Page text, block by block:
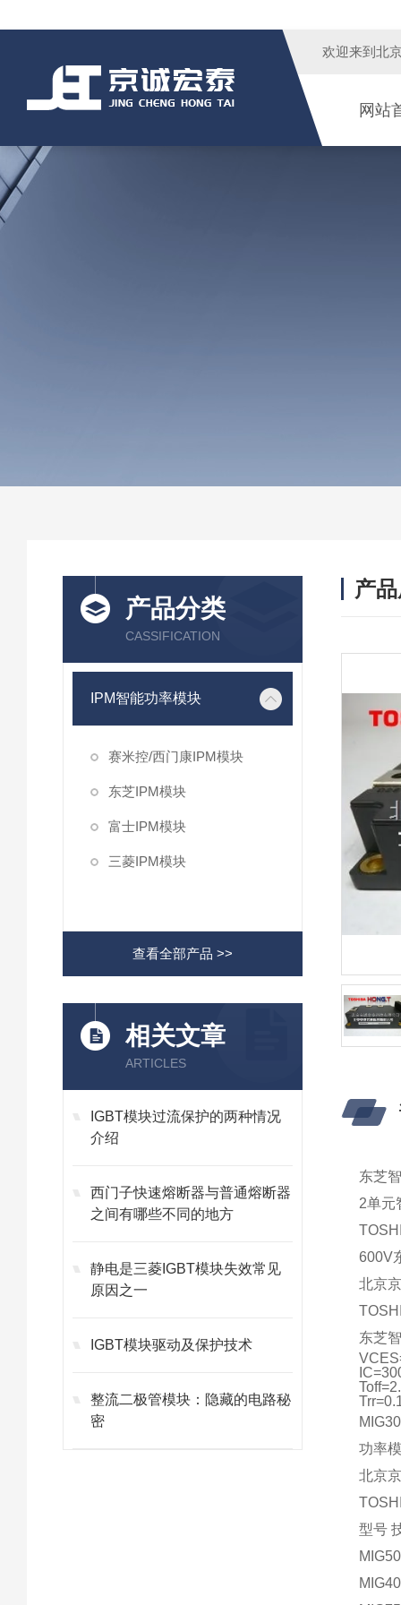
欢迎来到 北
网站
产品分类
CASSIFICATION
IPM智能功率模块
赛米控/西门康IPM模块
东芝IPM模块
富士IPM模块
三菱IPM模块
查看全部产品 >>
相关文章
ARTICLES
IGBT模块过流保护的两种情况
介绍
西门子快速熔断器与普通熔断器
之间有哪些不同的地方
静电是三菱IGBT模块失效常见
原因之一
IGBT模块驱动及保护技术
整流二极管模块：隐藏的电路秘
密
产
东芝
2单元
600V
北京
东芝
功率
北京
型号